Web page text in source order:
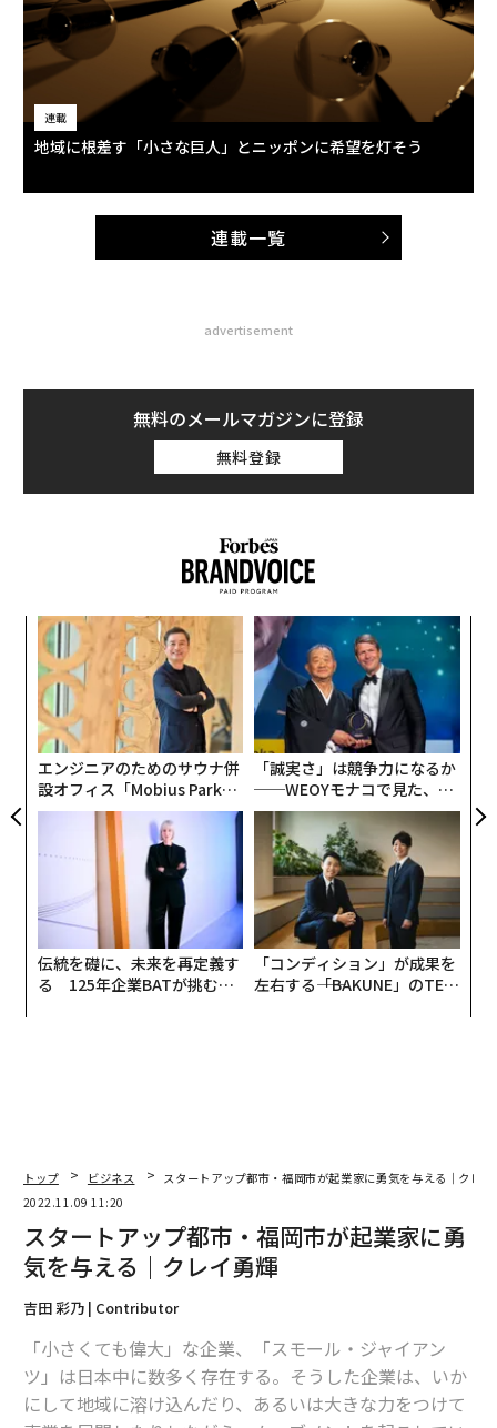
連載
地域に根差す「小さな巨人」とニッポンに希望を灯そう
連載一覧
advertisement
無料のメールマガジンに登録
無料登録
エンジニアのためのサウナ併
設オフィス「Mobius Park」
がオープン──タマディック
が健康経営を徹底する理由
「誠実さ」は競争力になるか
──WEOYモナコで見た、く
ら寿司の経営哲学
伝統を礎に、未来を再定義す
る 125年企業BATが挑むス
「コンディション」が成果を
左右する――「BAKUNE」のTEN
トップ ビジネス
スタートアップ都市・福岡市が起業家に勇気を与える｜クレ
2022.11.09 11:20
スタートアップ都市・福岡市が起業家に勇
気を与える｜クレイ勇輝
吉田 彩乃 | Contributor
「小さくても偉大」な企業、「スモール・ジャイアン
ツ」は日本中に数多く存在する。そうした企業は、いか
にして地域に溶け込んだり、あるいは大きな力をつけて